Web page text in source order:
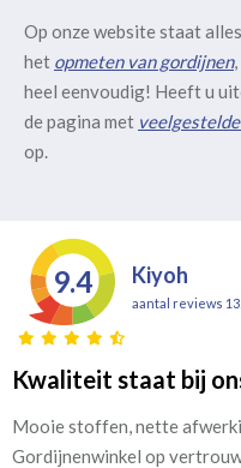
Op onze website staat
het opmeten van gordijnen
heel eenvoudig! Heeft u
de pagina met
op.
9.4 Kiyoh
aantal reviews
Kwaliteit staat bij
Mooie stoffen, nette
Gordijnenwinkel op